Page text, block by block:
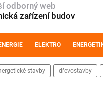
odborný web
zařízení budov
ELEKTRO
stavby dřevostavby